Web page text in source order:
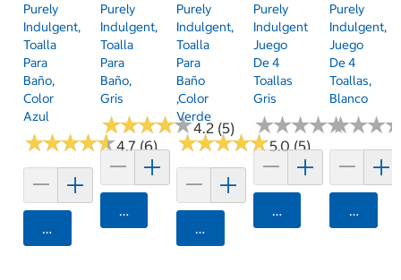
Purely
Indulgent,
Toalla
Para
Baño,
Color
Azul
★★★★★
★★★★★4.7 (6)
Agregar
Purely
Indulgent,
Toalla
Para
Baño,
Gris
★★★★★
★★★★★4.2 (5)
Agregar
Purely
Indulgent,
Toalla
Para
Baño
,Color
Verde
★★★★★
★★★★★5.0 (5)
Agregar
Purely
Indulgent
Juego
De 4
Toallas
Gris
★★★★★
★★★★★
Agregar
Purely
Indulgent,
Juego
De 4
Toallas,
Blanco
★★★
★★★